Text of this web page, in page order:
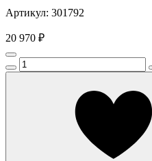
Артикул: 301792
20 970 ₽